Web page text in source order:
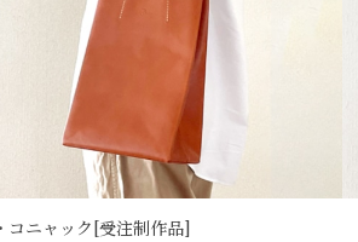
コニャック[受注制作品]